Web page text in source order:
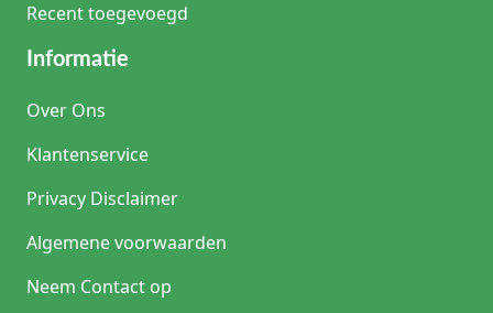
Recent toegevoegd
Informatie
Over Ons
Klantenservice
Privacy Disclaimer
Algemene voorwaarden
Neem Contact op